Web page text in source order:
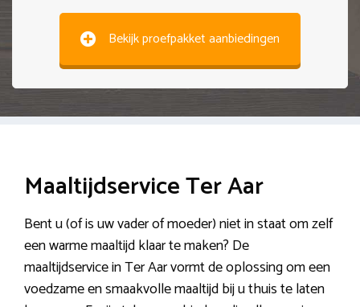
Bekijk proefpakket aanbiedingen
Maaltijdservice Ter Aar
Bent u (of is uw vader of moeder) niet in staat om zelf
een warme maaltijd klaar te maken? De
maaltijdservice in Ter Aar vormt de oplossing om een
voedzame en smaakvolle maaltijd bij u thuis te laten